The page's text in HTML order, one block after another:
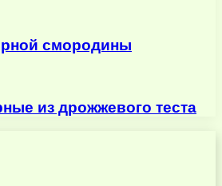
смородины
из дрожжевого теста